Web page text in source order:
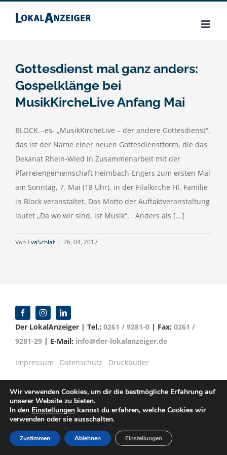
Inhalt
Gottesdienst mal ganz anders:
Gospelklänge bei
MusikKircheLive Anfang Mai
BLOCK. -es- „MusikKircheLive – der andere Gottesdienst“,
das ist der Name einer neuen Gottesdienstform, die das
Dekanat Rhein-Wied in Zusammenarbeit mit der
Pfarreiengemeinschaft Heimbach-Engers zum ersten Mal
am Sonntag, 7. Mai (18 Uhr), in der Filalkirche Hl. Familie
in Block veranstaltet. Das Motto der Auftaktveranstaltung
lautet „Da wo wir sind, ist Musik“. Anders als [...]
Von EvaSchlaf | 26, 04, 2017
Der LokalAnzeiger | Tel.: 0261 / 9281-0 | Fax: 0261 /
9281-29 | E-Mail: info@der-lokalanzeiger.de
Impressum Datenschutz Druckbutler
© Copyright 2016 -2026 | Verlag für Anzeigenblätter
GmbH | Mittelrheinstr. 2-4 | 56072 Koblenz
Wir verwenden Cookies, um dir die bestmögliche Erfahrung auf
unserer Website zu bieten.
In den Einstellungen kannst du erfahren, welche Cookies wir
verwenden oder sie ausschalten.
Zustimmen Ablehnen Einstellungen